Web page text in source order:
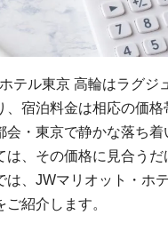
テル東京 高輪はラグジ
、宿泊料金は相応の価格
会・東京で静かな落ち
は、その価格に見合うだ
は、JWマリオット・ホ
紹介します。